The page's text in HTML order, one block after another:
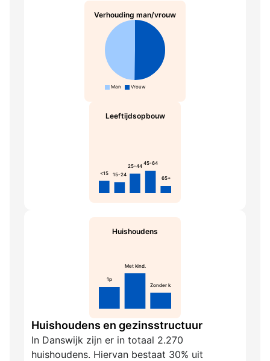
Verhouding man/vrouw
Man Vrouw
Leeftijdsopbouw
<15 15-24
25-44 45-64
65+
Huishoudens
1p
Met kind.
Zonder k.
Huishoudens en gezinsstructuur
In Danswijk zijn er in totaal 2.270
huishoudens. Hiervan bestaat 30% uit